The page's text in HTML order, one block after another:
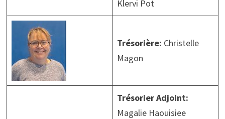
Klervi Pot
Trésorière: Christelle
Magon
Trésorier Adjoint:
Magalie Haouisiee